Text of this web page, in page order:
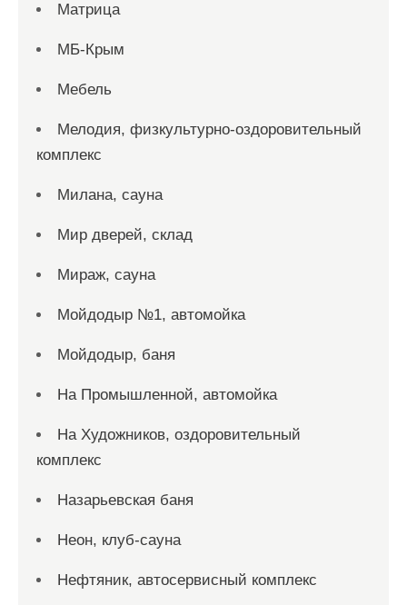
Матрица
МБ-Крым
Мебель
Мелодия, физкультурно-оздоровительный
комплекс
Милана, сауна
Мир дверей, склад
Мираж, сауна
Мойдодыр №1, автомойка
Мойдодыр, баня
На Промышленной, автомойка
На Художников, оздоровительный
комплекс
Назарьевская баня
Неон, клуб-сауна
Нефтяник, автосервисный комплекс